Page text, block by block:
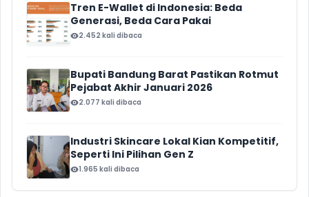
Tren E-Wallet di Indonesia: Beda
Generasi, Beda Cara Pakai
2.452 kali dibaca
Bupati Bandung Barat Pastikan Rotmut
Pejabat Akhir Januari 2026
2.077 kali dibaca
Industri Skincare Lokal Kian Kompetitif,
Seperti Ini Pilihan Gen Z
1.965 kali dibaca